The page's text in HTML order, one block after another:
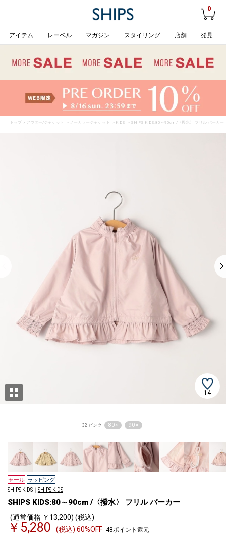
0
アイテム レーベル マガジン スタイリング 店舗 発見
トップ > アウター/ジャケット > ノーカラージャケット > KIDS > SHIPS KIDS:80～90cm /〈撥水〉 フリル パーカー
14
32 ピンク 80 × 90 ×
セール ラッピング
SHIPS KIDS｜ SHIPS KIDS
SHIPS KIDS:80～90cm /〈撥水〉 フリル パーカー
(通常価格 ￥13,200) (税込)
￥5,280 (税込) 60%OFF 48ポイント還元